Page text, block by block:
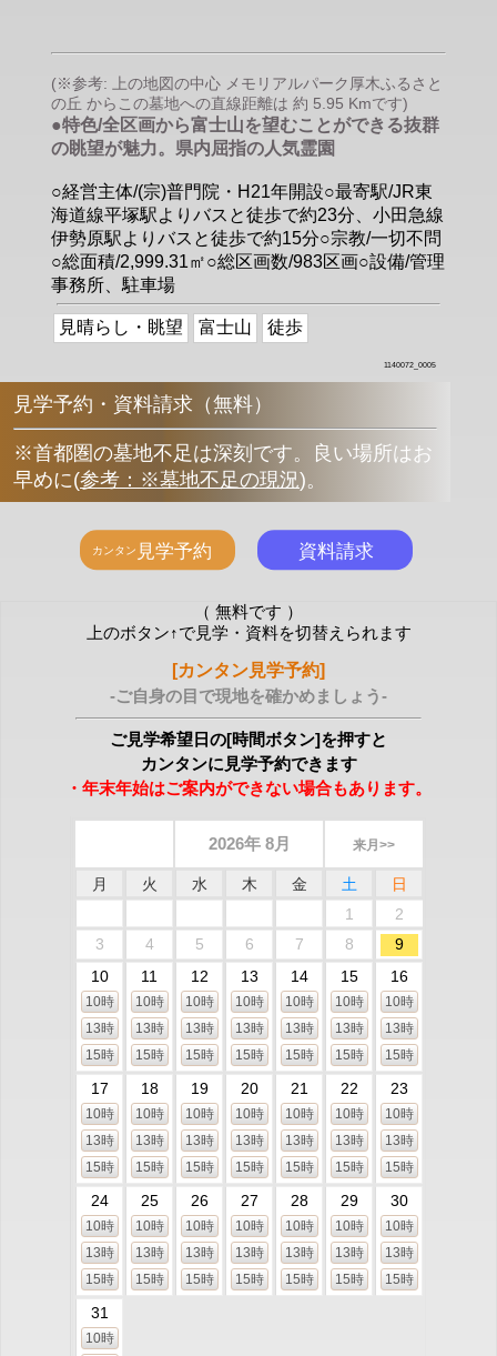
(※参考: 上の地図の中心 メモリアルパーク厚木ふるさと
の丘 からこの墓地への直線距離は 約 5.95 Kmです)
●特色/全区画から富士山を望むことができる抜群
の眺望が魅力。県内屈指の人気霊園
○経営主体/(宗)普門院・H21年開設○最寄駅/JR東
海道線平塚駅よりバスと徒歩で約23分、小田急線
伊勢原駅よりバスと徒歩で約15分○宗教/一切不問
○総面積/2,999.31㎡○総区画数/983区画○設備/管理
事務所、駐車場
見晴らし・眺望 富士山 徒歩
1140072_0005
見学予約・資料請求（無料）
※首都圏の墓地不足は深刻です。良い場所はお
早めに(参考：※墓地不足の現況)。
（ 無料です ）
上のボタン↑で見学・資料を切替えられます
[カンタン見学予約]
-ご自身の目で現地を確かめましょう-
ご見学希望日の[時間ボタン]を押すと
カンタンに見学予約できます
・年末年始はご案内ができない場合もあります。
2026年 8月 来月>>
月 火 水 木 金 土
日
1
2
3
4 5 6 7 8
9
10
10時
13時
15時
11
10時
13時
15時
12
10時
13時
15時
13
10時
13時
15時
14
10時
13時
15時
15
10時
13時
15時
16
10時
13時
15時
17
10時
13時
15時
18
10時
13時
15時
19
10時
13時
15時
20
10時
13時
15時
21
10時
13時
15時
22
10時
13時
15時
23
10時
13時
15時
24
10時
13時
15時
25
10時
13時
15時
26
10時
13時
15時
27
10時
13時
15時
28
10時
13時
15時
29
10時
13時
15時
30
10時
13時
15時
31
10時